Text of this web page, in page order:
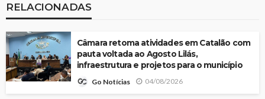
RELACIONADAS
Câmara retoma atividades em Catalão com
pauta voltada ao Agosto Lilás,
infraestrutura e projetos para o município
Go Notícias 04/08/2026